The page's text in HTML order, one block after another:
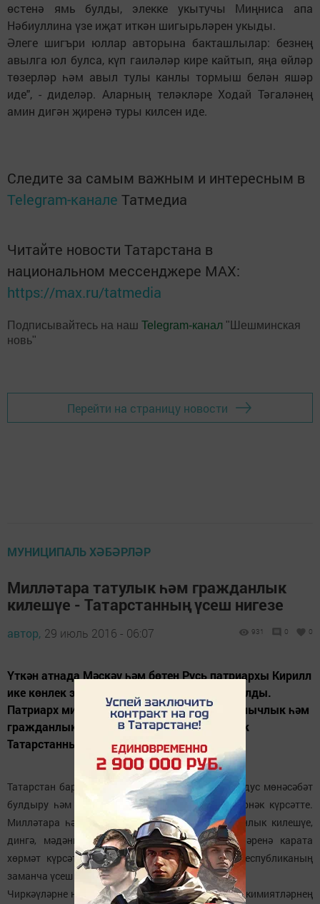
өстенә ямь булды, элекке укытучы Миңниса апа
Нәбиуллина үзе иҗат иткән шигырьләрен укыды.
Әлеге шигъри юллар авторына бакташлылар: безнең
авылга юл булса, күп гаиләләр кире кайтып, яңа өйләр
төзерләр һәм авыл тулы канлы тормыш белән яшәр
иде", - диделәр. Аларның теләкләре Ходай Тәгаләнең
амин дигән җиренә туры килсен иде.
Следите за самым важным и интересным в
Telegram-канале Татмедиа
Читайте новости Татарстана в
национальном мессенджере MАХ:
https://max.ru/tatmedia
Подписывайтесь на наш Telegram-канал "Шешминская
новь"
Перейти на страницу новости
МУНИЦИПАЛЬ ХӘБӘРЛӘР
Милләтара татулык һәм гражданлык
килешүе - Татарстанның үсеш нигезе
автор, 29 июль 2016 - 06:07 931 0 0
Үткән атнада Мәскәү һәм бөтен Русь патриархы Кирилл
ике көнлек эш сәфәре белән Татарстанда булды.
Патриарх милләтара һәм конфессияара тынычлык һәм
гражданлык килешүе территориясе буларак
Татарстанның аерым миссиясен билгеләде.
Татарстан барлык халык арасында күршеләрчә дус мөнәсәбәт
булдыру һәм үзара аңлашып яшәүдә һәрчак үрнәк күрсәтте.
Милләтара һәм конфессияара татулык, гражданлык килешүе,
дингә, мәдәнияткә һәм бер-беренең традицияләренә карата
хөрмәт күрсәтүнең күп гасырлы тәҗрибәсе - республиканың
заманча үсеш нигезе.
Чиркәүләрне һәм мәчетләрне яңадан торгызу - хакимиятләрнең